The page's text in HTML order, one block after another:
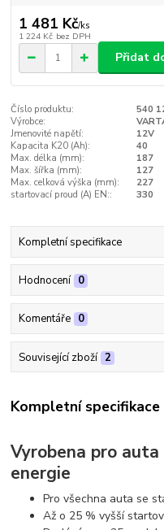
1 481 Kč/ks
1 224 Kč bez DPH
Přidat
Číslo produktu:
540
Výrobce:
Jmenovité napětí:
12V
Kapacita K20 (Ah):
40
Max. délka (mm):
187
Max. šířka (mm):
127
Max. celková výška (mm):
227
startovací proud (A) EN::
330
Kompletní specifikace
Hodnocení 0
Komentáře 0
Související zboží 2
Kompletní specifikace
Vyrobena pro
energie
Pro všechna auta se
Až o 25 % vyšší